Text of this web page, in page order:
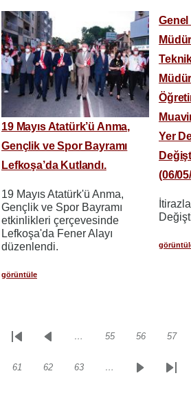
19 Mayıs Atatürk’ü Anma,
Gençlik ve Spor Bayramı
Lefkoşa’da Kutlandı.
19 Mayıs Atatürk'ü Anma,
Gençlik ve Spor Bayramı
etkinlikleri çerçevesinde
Lefkoşa'da Fener Alayı
düzenlendi.
görüntüle
Yer
(06/
Sayfalama
İlk
Önceki… Sayfa
55 Sayfa
56 Sayfa
57
Sayfa
61 Sayfa
62 Sayfa
63 …
SonrakiSon